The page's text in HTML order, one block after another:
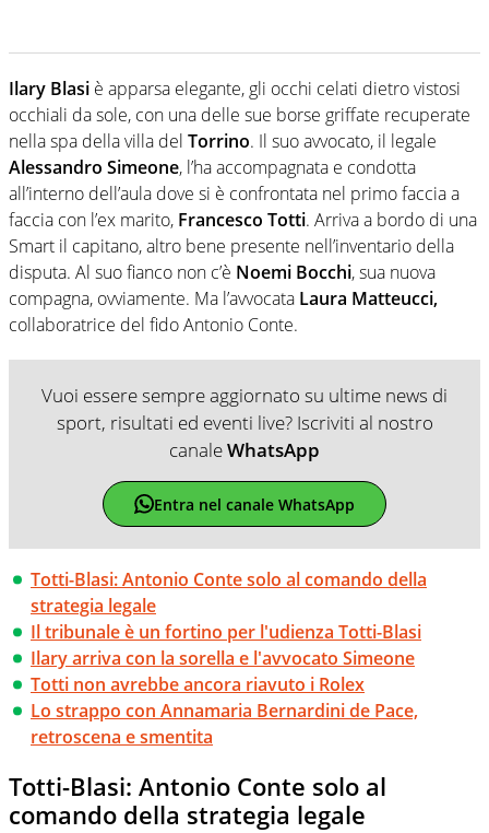
Ilary Blasi è apparsa elegante, gli occhi celati dietro vistosi
occhiali da sole, con una delle sue borse griffate recuperate
nella spa della villa del Torrino. Il suo avvocato, il legale
Alessandro Simeone, l’ha accompagnata e condotta
all’interno dell’aula dove si è confrontata nel primo faccia a
faccia con l’ex marito, Francesco Totti. Arriva a bordo di una
Smart il capitano, altro bene presente nell’inventario della
disputa. Al suo fianco non c’è Noemi Bocchi, sua nuova
compagna, ovviamente. Ma l’avvocata Laura Matteucci,
collaboratrice del fido Antonio Conte.
Vuoi essere sempre aggiornato su ultime news di
sport, risultati ed eventi live? Iscriviti al nostro
canaleWhatsApp
Entra nel canale WhatsApp
Totti-Blasi: Antonio Conte solo al comando della
strategia legale
Il tribunale è un fortino per l'udienza Totti-Blasi
Ilary arriva con la sorella e l'avvocato Simeone
Totti non avrebbe ancora riavuto i Rolex
Lo strappo con Annamaria Bernardini de Pace,
retroscena e smentita
Totti-Blasi: Antonio Conte solo al
comando della strategia legale